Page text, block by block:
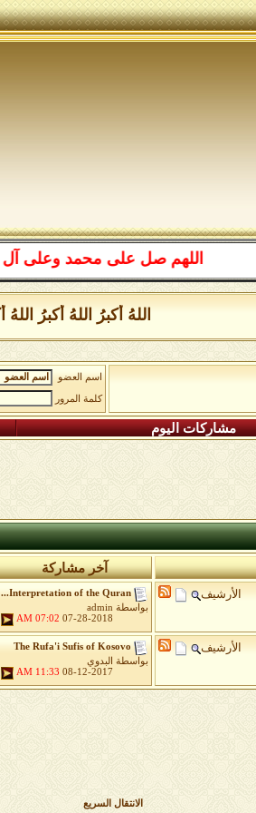
اللهم صل على محمد وعلى آل
اللهُ أكبرُ اللهُ أكبرُ
اسم العضو
كلمة المرور
مشاركات اليوم
آخر مشاركة
الأرشيف
Interpretation of the Quran...
بواسطة admin
07-28-2018
07:02 AM
الأرشيف
The Rufa'i Sufis of Kosovo
بواسطة
البدوي
08-12-2017
11:33 AM
الانتقال السريع